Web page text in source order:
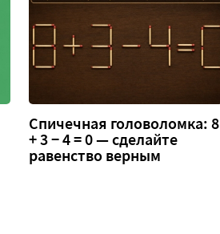
Спичечная головоломка: 8
+ 3 − 4 = 0 — сделайте
равенство верным